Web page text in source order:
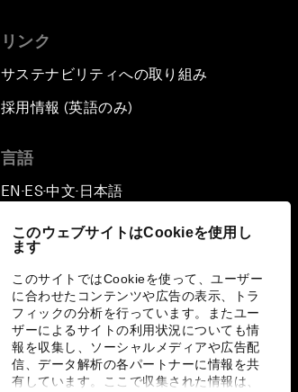
このウェブサイトはCookieを使用し
ます
このサイトではCookieを使って、ユーザー
に合わせたコンテンツや広告の表示、トラ
フィックの分析を行っています。またユー
ザーによるサイトの利用状況についても情
報を収集し、ソーシャルメディアや広告配
信、データ解析の各パートナーに情報を共
有しています。ここで収集された情報は、
リンク
サステナビリティへの取り組み
採用情報 (英語のみ)
言語
EN ▪ES▪中文▪ 日本語